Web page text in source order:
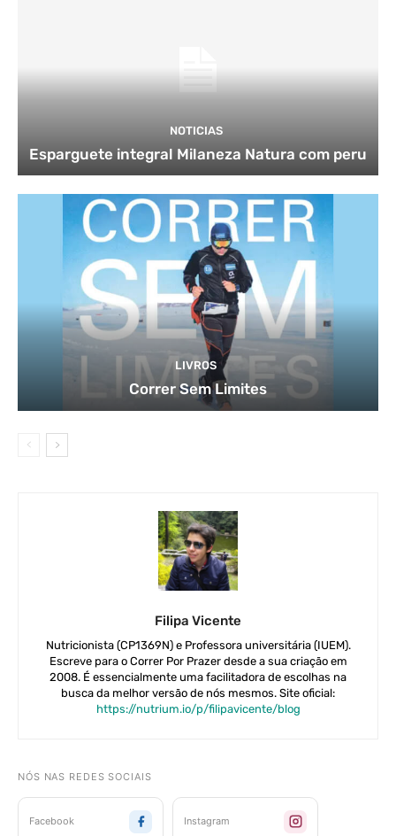
NOTICIAS
Esparguete integral Milaneza Natura com peru
LIVROS
Correr Sem Limites
Filipa Vicente
Nutricionista (CP1369N) e Professora universitária (IUEM).
Escreve para o Correr Por Prazer desde a sua criação em
2008. É essencialmente uma facilitadora de escolhas na
busca da melhor versão de nós mesmos. Site oficial:
https://nutrium.io/p/filipavicente/blog
NÓS NAS REDES SOCIAIS
Facebook Instagram